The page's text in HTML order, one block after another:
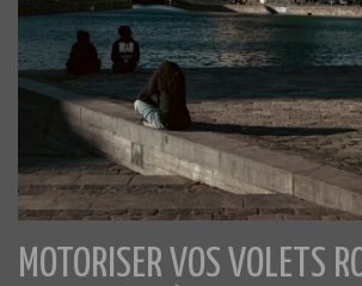
MOTORISER VOS VOLETS